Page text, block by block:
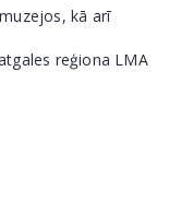
kā arī
reģiona LMA